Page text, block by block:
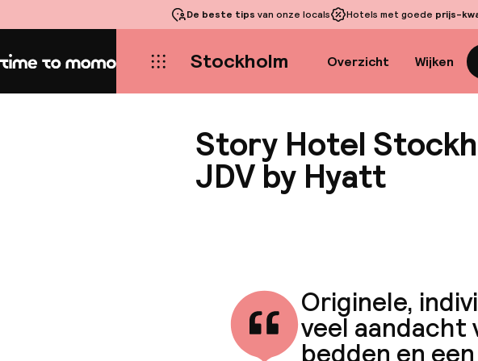
De beste tips van onze locals Hotels met goede prijs-
Home Stockholm Overzicht Wijken
Story Hotel
JDV by Hyatt
Originele,
veel aandacht
bedden en